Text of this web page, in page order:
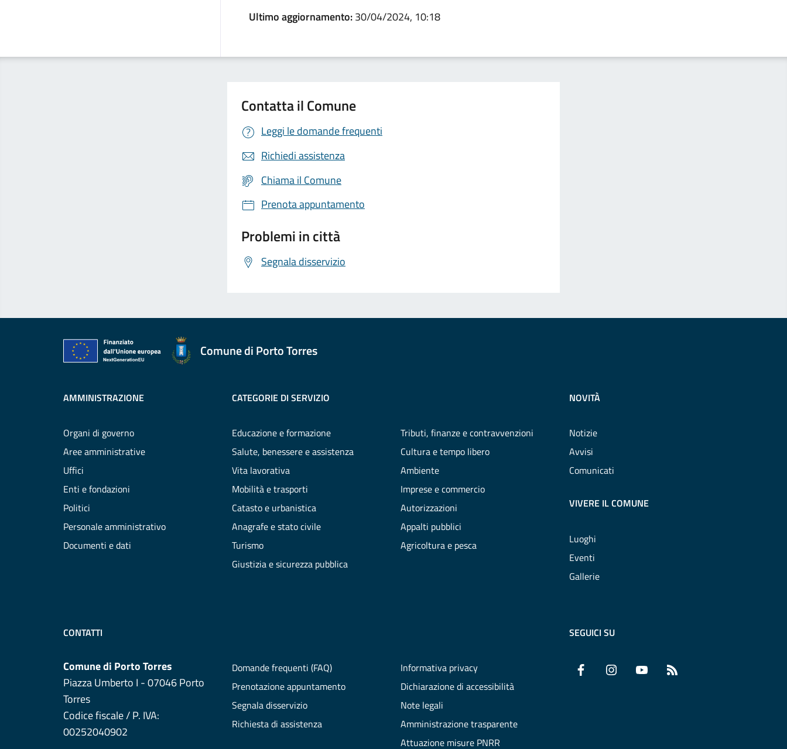
Ultimo aggiornamento:30/04/2024, 10:18
Contatta il Comune
Leggi le domande frequenti
Richiedi assistenza
Chiama il Comune
Prenota appuntamento
Problemi in città
Segnala disservizio
Comune di Porto Torres
AMMINISTRAZIONE
Organi di governo
Aree amministrative
Uffici
Enti e fondazioni
Politici
Personale amministrativo
Documenti e dati
CATEGORIE DI SERVIZIO
Educazione e formazione
Salute, benessere e assistenza
Vita lavorativa
Mobilità e trasporti
Catasto e urbanistica
Anagrafe e stato civile
Turismo
Giustizia e sicurezza pubblica
Tributi, finanze e contravvenzioni
Cultura e tempo libero
Ambiente
Imprese e commercio
Autorizzazioni
Appalti pubblici
Agricoltura e pesca
NOVITÀ
Notizie
Avvisi
Comunicati
VIVERE IL COMUNE
Luoghi
Eventi
Gallerie
CONTATTI
Comune di Porto Torres
Piazza Umberto I - 07046 Porto
Torres
Codice fiscale / P. IVA:
00252040902
Domande frequenti (FAQ)
Prenotazione appuntamento
Segnala disservizio
Richiesta di assistenza
Informativa privacy
Dichiarazione di accessibilità
Note legali
Amministrazione trasparente
Attuazione misure PNRR
SEGUICI SU
Facebook InstagramYouTube